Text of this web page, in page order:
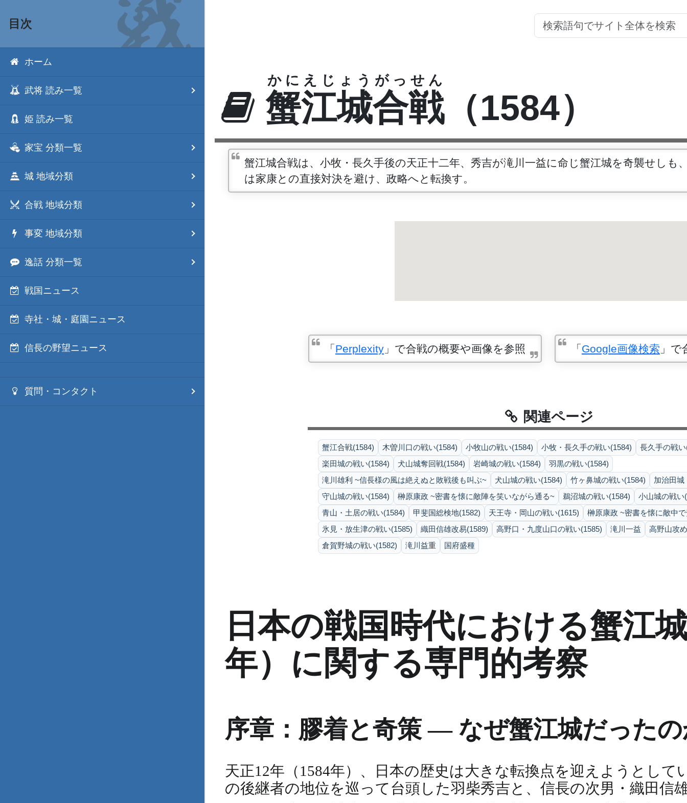
目次
ホーム
武将 読み一覧
姫 読み一覧
家宝 分類一覧
城 地域分類
合戦 地域分類
事変 地域分類
逸話 分類一覧
戦国ニュース
寺社・城・庭園ニュース
信長の野望ニュース
質問・コンタクト
蟹江城合戦
かにえじょうがっせん
（1584）
蟹江城合戦は、小牧・長久手後の天正十二年、秀吉が滝川一益に命じ蟹江城を奇襲せしも
は家康との直接対決を避け、政略へと転換す。
「 Perplexity 」で合戦の概要や画像を参照 「 Google画像検索 」で
関連ページ
蟹江合戦(1584) 木曽川口の戦い(1584) 小牧山の戦い(1584) 小牧・長久手の戦い(1584)
長久手の戦
楽田城の戦い(1584)
犬山城奪回戦(1584) 岩崎城の戦い(1584)
羽黒の戦い(1584)
滝川雄利 ~信長様の風は絶えぬと敗戦後も叫ぶ~
犬山城の戦い(1584) 竹ヶ鼻城の戦い(1584)
加治田城
守山城の戦い(1584)
榊原康政 ~密書を懐に敵陣を笑いながら通る~ 鵜沼城の戦い(1584)
小山城の戦い
青山・土居の戦い(1584)
甲斐国総検地(1582) 天王寺・岡山の戦い(1615)
榊原康政 ~密書を懐に敵中
氷見・放生津の戦い(1585)
織田信雄改易(1589) 高野口・九度山口の戦い(1585) 滝川一益
高野山攻
倉賀野城の戦い(1582)
滝川益重 国府盛種
日本の戦国時代における蟹江
年）に関する専門的考察
序章：膠着と奇策 ― なぜ蟹江城だった
天正12年（1584年）、日本の歴史は大きな転換点を迎えようとして
の後継者の地位を巡って台頭した羽柴秀吉と、信長の次男・織田信